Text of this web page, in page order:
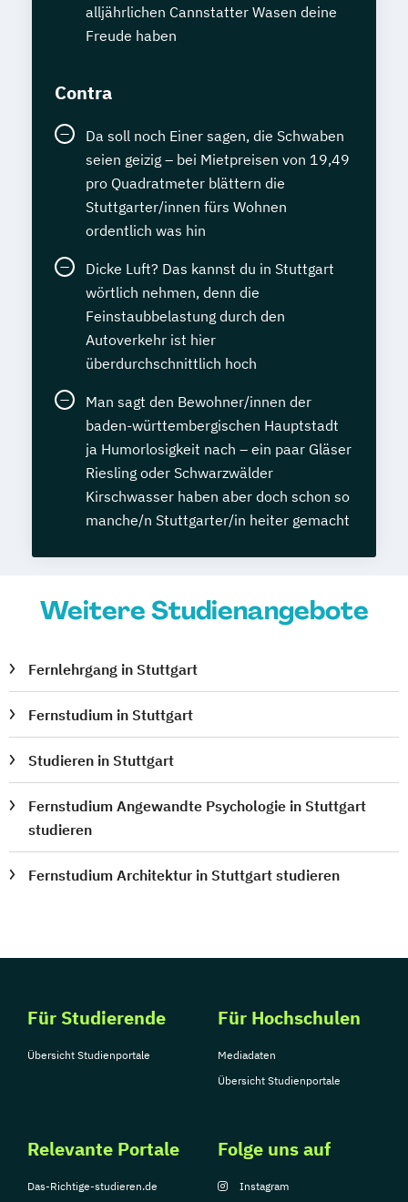
alljährlichen Cannstatter Wasen deine
Freude haben
Contra
Da soll noch Einer sagen, die Schwaben
seien geizig – bei Mietpreisen von 19,49
pro Quadratmeter blättern die
Stuttgarter/innen fürs Wohnen
ordentlich was hin
Dicke Luft? Das kannst du in Stuttgart
wörtlich nehmen, denn die
Feinstaubbelastung durch den
Autoverkehr ist hier
überdurchschnittlich hoch
Man sagt den Bewohner/innen der
baden-württembergischen Hauptstadt
ja Humorlosigkeit nach – ein paar Gläser
Riesling oder Schwarzwälder
Kirschwasser haben aber doch schon so
manche/n Stuttgarter/in heiter gemacht
Weitere Studienangebote
Fernlehrgang in Stuttgart
Fernstudium in Stuttgart
Studieren in Stuttgart
Fernstudium Angewandte Psychologie in Stuttgart
studieren
Fernstudium Architektur in Stuttgart studieren
Für Studierende
Übersicht Studienportale
Für Hochschulen
Mediadaten
Übersicht Studienportale
Relevante Portale
Das-Richtige-studieren.de
Folge uns auf
Instagram